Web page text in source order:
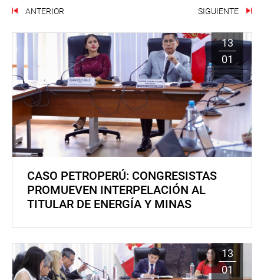
ANTERIOR SIGUIENTE
13
01
CASO PETROPERÚ: CONGRESISTAS
PROMUEVEN INTERPELACIÓN AL
TITULAR DE ENERGÍA Y MINAS
13
01